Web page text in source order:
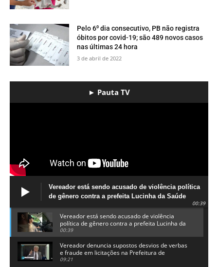
Pelo 6⁰ dia consecutivo, PB não registra
óbitos por covid-19; são 489 novos casos
nas últimas 24 hora
3 de abril de 2022
► Pauta TV
Vereador está sendo acusado de violência política
de gênero contra a prefeita Lucinha da Saúde
00:39
Vereador está sendo acusado de violência
política de gênero contra a prefeita Lucinha da
Saúde
00:39
Vereador denuncia supostos desvios de verbas
e fraude em licitações na Prefeitura de
Alhandra
09:21